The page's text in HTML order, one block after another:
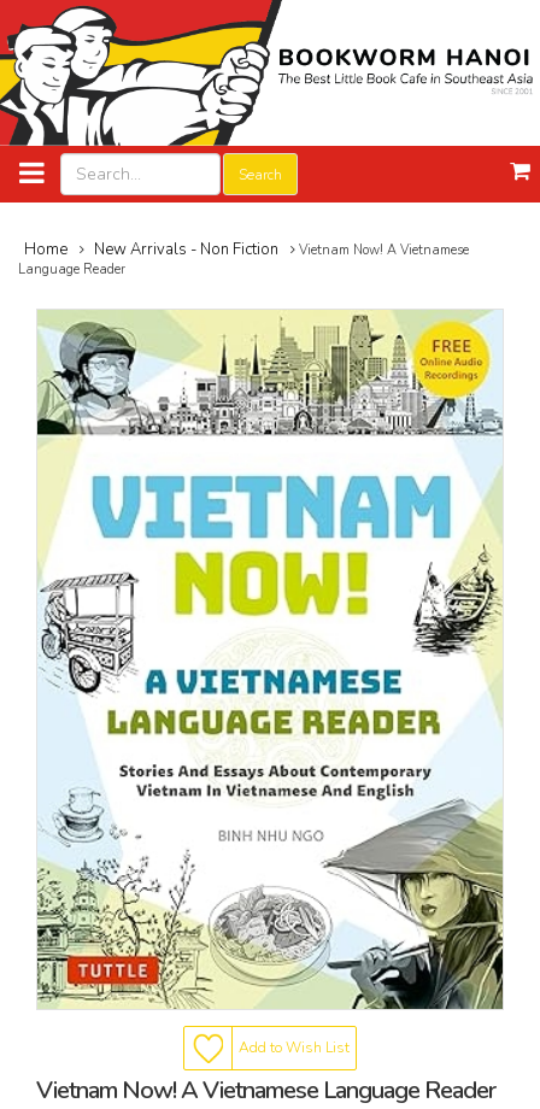
Search
Home New Arrivals - Non Fiction
Vietnam Now! A Vietnamese
Language Reader
Add to Wish List
Vietnam Now! A Vietnamese Language Reader